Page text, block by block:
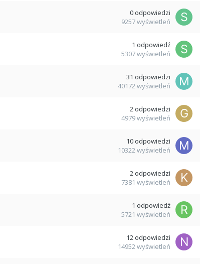
0 odpowiedzi
9257wyświetleń
1 odpowiedź
5307wyświetleń
31 odpowiedzi
40172wyświetleń
2 odpowiedzi
4979wyświetleń
10 odpowiedzi
10322wyświetleń
2 odpowiedzi
7381 wyświetleń
1 odpowiedź
5721 wyświetleń
12 odpowiedzi
14952wyświetleń